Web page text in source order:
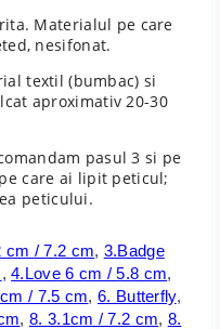
Materialul pe care
nesifonat.
textil (bumbac) si
aproximativ 20-30
pasul 3 si pe
care ai lipit peticul;
peticului.
cm / 7.2 cm, 3.Badge
,4.Love 6 cm / 5.8 cm,
/ 7.5 cm,6. Butterfly,
,8. 3.1cm / 7.2 cm, 8.